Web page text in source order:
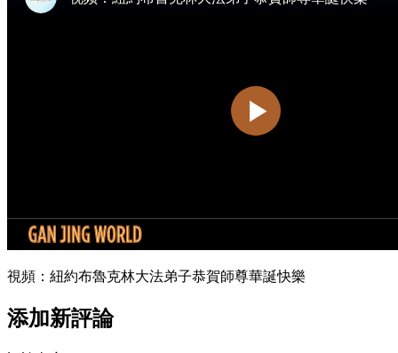
視頻：紐約布魯克林大法弟子恭賀師尊華誕快樂
添加新評論